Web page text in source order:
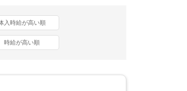
入時給が高い順
時給が高い順